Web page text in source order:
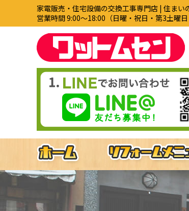
家電販売・住宅設備の交換工事専門店 | 住まい
営業時間 9:00〜18:00（日曜・祝日・第3土曜日